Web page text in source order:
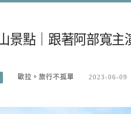
景點｜跟著阿部寬
歐拉。旅行不孤單 2023-06-09